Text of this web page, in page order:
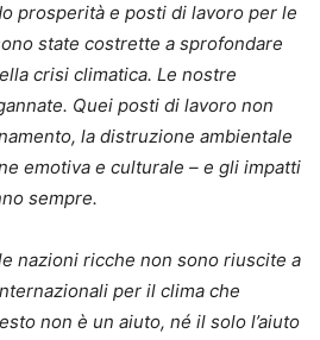
prosperità e posti di lavoro per le
state costrette a sprofondare
crisi climatica. Le nostre
Quei posti di lavoro non
la distruzione ambientale
emotiva e culturale – e gli impatti
sempre.
nazioni ricche non sono riuscite a
per il clima che
non è un aiuto, né il solo l’aiuto